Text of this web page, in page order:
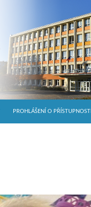
PROHLÁŠENÍ O PŘÍSTUPNOSTI